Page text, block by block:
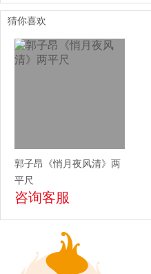
猜你喜欢
郭子昂《悄月夜风清》两
平尺
咨询客服